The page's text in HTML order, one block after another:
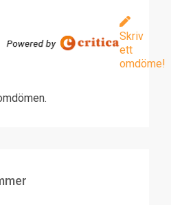
Skriv
ett
omdöme!